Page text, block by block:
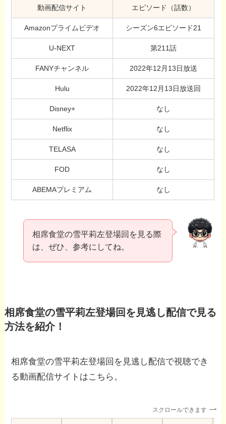
動画配信サイト エピソード（話数）
Amazonプライムビデオ シーズン6エピソード21
U-NEXT 第211話
FANYチャンネル 2022年12月13日放送
Hulu 2022年12月13日放送回
Disney+ なし
Netflix なし
TELASA なし
FOD なし
ABEMAプレミアム なし
相席食堂の雪平莉左登場回を見る際
は、ぜひ、参考にしてね。
相席食堂の雪平莉左登場回を見逃し配信で見る
方法を紹介！
相席食堂の雪平莉左登場回を見逃し配信で視聴でき
る動画配信サイトはこちら。
スクロールできます